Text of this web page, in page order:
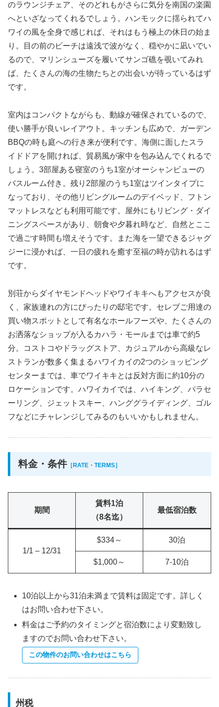
のラウンジチェア、そのどれもがさらに気分を南国の楽園
へといざなってくれるでしょう。ハンモックに揺られてハ
ワイの風を全身で感じれば、それはもう極上の休日の始ま
り。目の前のビーチは遠浅で波がなく、穏やかに凪いでい
るので、マリンシューズを履いてサンゴ礁を覗いてみれ
ば、たくさんの海の生物たちとの出会いが待っているはず
です。
室内はコンパクトながらも、動線が確保されているので、
使い勝手が良いレイアウト。キッチンも広めで、ガーデン
BBQの時も庭への行き来が便利です。海側に面したスラ
イドドアを開ければ、貿易風が家中を包み込んでくれるで
しょう。3部屋ある寝室のうち1室がオーシャンビューの
バスルーム付き。残り2部屋のうち1室はツインタイプに
なっており、その他リビングルームのデイベッド、フトン
マットレスなども利用可能です。屋外にもリビング・ダイ
ニングスペースがあり、朝食や夕暮れ時など、自然とここ
で過ごす時間も増えそうです。また海を一望できるジャグ
ジーに浸かれば、一日の疲れを癒す至福の時が訪れるはず
です。
別荘からダイヤモンドヘッドやワイキキへもアクセスが良
く、家族連れの方にぴったりの邸宅です。セレブご用達の
買い物スポットとして有名なホールフーズや、たくさんの
お洒落なショップが入るカハラ・モールまでは車で約5
分。コストコやドラッグストア、カジュアルから高級なレ
ストランが数多く集まるハワイカイの2つのショッピング
センターまでは、車でワイキキとは反対方面に約10分の
ロケーションです。ハワイカイでは、ハイキング、パラセ
ーリング、ジェットスキー、ハンググライディング、ゴル
フなどにチャレンジしてみるのもいいかもしれません。
料金・条件［RATE・TERMS］
期間
賃料1泊
（8名迄）
最低宿泊数
1/1 – 12/31
$334～ 30泊
$1,000～ 7-10泊
10泊以上から31泊未満まで賃料は固定です。詳しく
はお問い合わせ下さい。
料金はご予約のタイミングと宿泊数により変動致し
ますのでお問い合わせ下さい。
この物件のお問い合わせはこちら
州税